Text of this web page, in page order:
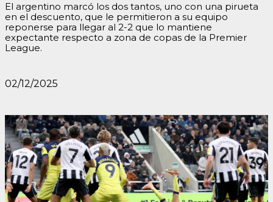
El argentino marcó los dos tantos, uno con una pirueta
en el descuento, que le permitieron a su equipo
reponerse para llegar al 2-2 que lo mantiene
expectante respecto a zona de copas de la Premier
League.
02/12/2025